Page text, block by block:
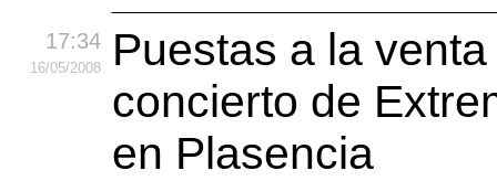
17:34
16/05/2008
Puestas a la
concierto de
en Plasencia